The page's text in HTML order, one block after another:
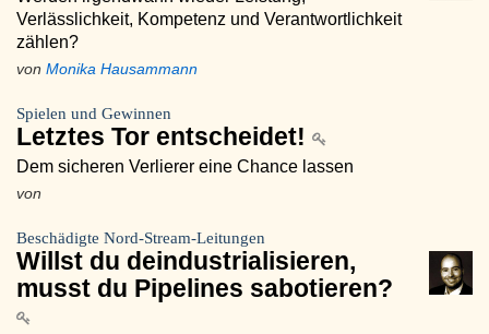
Verlässlichkeit, Kompetenz und Verantwortlichkeit
zählen?
von Monika Hausammann
Spielen und Gewinnen
Letztes Tor entscheidet!
Dem sicheren Verlierer eine Chance lassen
von
Beschädigte Nord-Stream-Leitungen
Willst du deindustrialisieren,
musst du Pipelines sabotieren?